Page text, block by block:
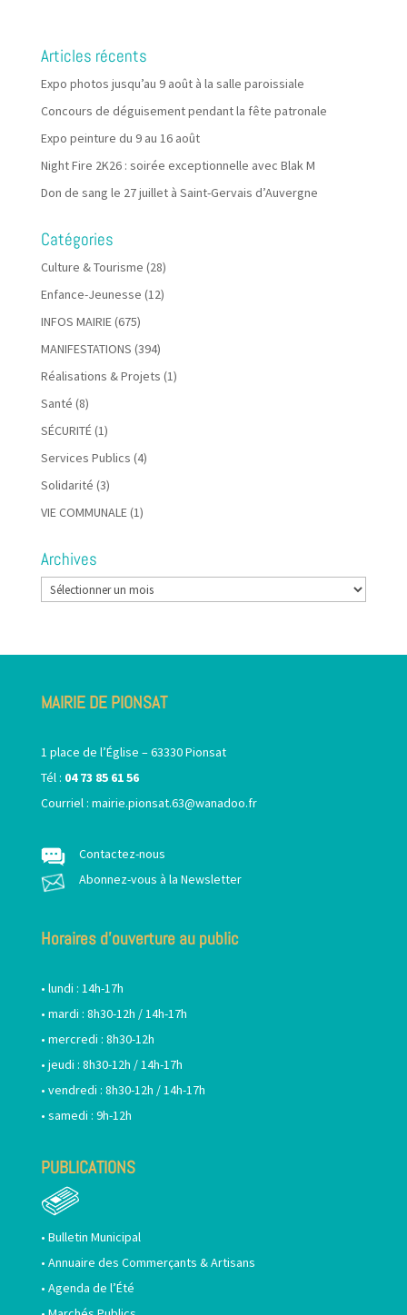
Articles récents
Expo photos jusqu’au 9 août à la salle paroissiale
Concours de déguisement pendant la fête patronale
Expo peinture du 9 au 16 août
Night Fire 2K26 : soirée exceptionnelle avec Blak M
Don de sang le 27 juillet à Saint-Gervais d’Auvergne
Catégories
Culture & Tourisme (28)
Enfance-Jeunesse (12)
INFOS MAIRIE(675)
MANIFESTATIONS (394)
Réalisations & Projets (1)
Santé (8)
SÉCURITÉ(1)
Services Publics (4)
Solidarité (3)
VIE COMMUNALE(1)
Archives
Archives
MAIRIE DE PIONSAT
1 place de l’Église – 63330 Pionsat
Tél : 04 73 85 61 56
Courriel : mairie.pionsat.63@wanadoo.fr
Contactez-nous
Abonnez-vous à la Newsletter
Horaires d’ouverture au public
• lundi : 14h-17h
• mardi : 8h30-12h / 14h-17h
• mercredi : 8h30-12h
• jeudi : 8h30-12h / 14h-17h
• vendredi : 8h30-12h / 14h-17h
• samedi : 9h-12h
PUBLICATIONS
• Bulletin Municipal
• Annuaire des Commerçants & Artisans
• Agenda de l’Été